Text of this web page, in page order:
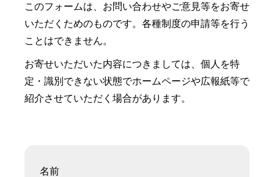
このフォームは、お問い合わせやご意見等をお寄せ
いただくためのものです。各種制度の申請等を行う
ことはできません。
お寄せいただいた内容につきましては、個人を特
定・識別できない状態でホームページや広報紙等で
紹介させていただく場合があります。
名前